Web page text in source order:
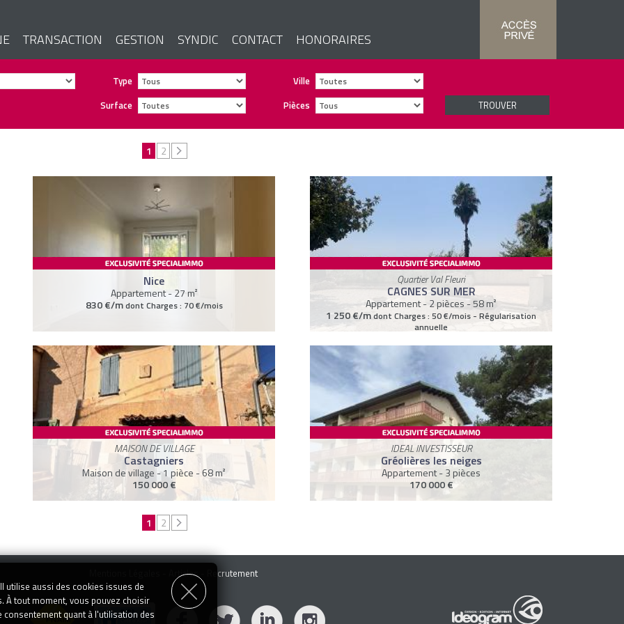
TRANSACTION GESTION SYNDIC CONTACT HONORAIRES
Type
Ville
Surface
Pièces TROUVER
1 2
Nice
Appartement - 27 m²
830 €/mdont Charges : 70 €/mois
Quartier Val Fleuri
CAGNES SUR MER
Appartement - 2 pièces - 58 m²
1 250 €/mdont Charges : 50 €/mois - Régularisation
annuelle
MAISON DE VILLAGE
Castagniers
Maison de village - 1 pièce - 68 m²
150 000 €
IDEAL INVESTISSEUR
Gréolières les neiges
Appartement - 3 pièces
170 000 €
1 2
Articles-
Recrutement
utilise aussi des cookies issues de
À tout moment, vous pouvez choisir
quant à l'utilisation des